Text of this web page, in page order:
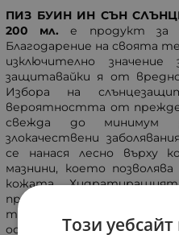
ПИЗ БУИН ИН СЪН
200 мл. е продукт за
Благодарение на своята
изключително
защитавайки я от
Избора на
вероятността от
свежда до минимум
злокачествени
се нанася лесно върху
мазнини, което
кожата.
предотвратява
тена за по-дълъг период.
оставя мазни следи
Този